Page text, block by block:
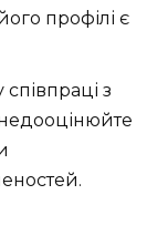
профілі є
з